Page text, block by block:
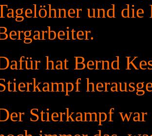
und
hat Bernd
Stierkampf